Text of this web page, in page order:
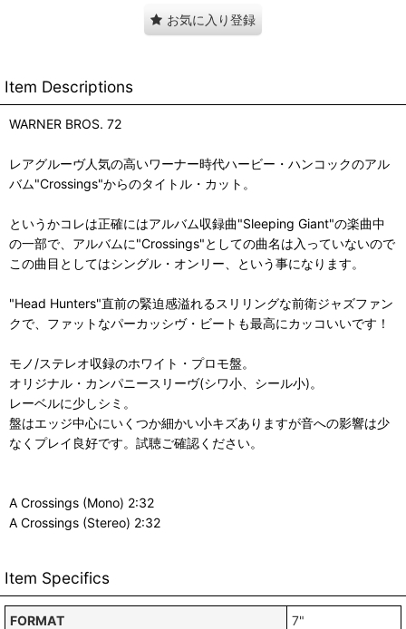
お気に入り登録
Item Descriptions
WARNER BROS. 72
レアグルーヴ人気の高いワーナー時代ハービー・ハンコックのアル
バム"Crossings"からのタイトル・カット。
というかコレは正確にはアルバム収録曲"Sleeping Giant"の楽曲中
の一部で、アルバムに"Crossings"としての曲名は入っていないので
この曲目としてはシングル・オンリー、という事になります。
"Head Hunters"直前の緊迫感溢れるスリリングな前衛ジャズファン
クで、ファットなパーカッシヴ・ビートも最高にカッコいいです！
モノ/ステレオ収録のホワイト・プロモ盤。
オリジナル・カンパニースリーヴ(シワ小、シール小)。
レーベルに少しシミ。
盤はエッジ中心にいくつか細かい小キズありますが音への影響は少
なくプレイ良好です。試聴ご確認ください。
A Crossings (Mono) 2:32
A Crossings (Stereo) 2:32
Item Specifics
FORMAT
7"